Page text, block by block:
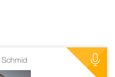
Schmid